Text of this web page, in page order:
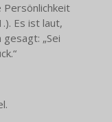
Persönlichkeit
Es ist laut,
„Sei